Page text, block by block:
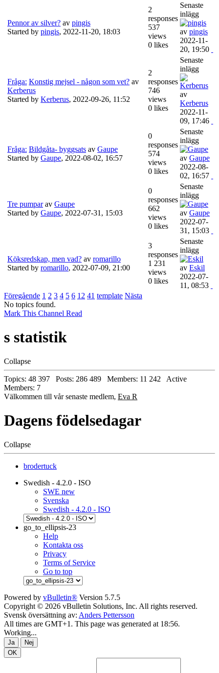
Pennor av silver? av pingis
Started by pingis, 2022-11-20, 18:03
2
responses
537
views
0 likes
Senaste
inlägg
av pingis
2022-11-
20, 19:50
Fråga: Konstig mejsel - någon som vet? av
Kerberus
Started by Kerberus, 2022-09-26, 11:52
2
responses
746
views
0 likes
Senaste
inlägg
av
Kerberus
2022-11-
09, 17:46
Fråga: Bildgåta- byggsats av Gaupe
Started by Gaupe, 2022-08-02, 16:57
0
responses
574
views
0 likes
Senaste
inlägg
av Gaupe
2022-08-
02, 16:57
Tre pumpar av Gaupe
Started by Gaupe, 2022-07-31, 15:03
0
responses
662
views
0 likes
Senaste
inlägg
av Gaupe
2022-07-
31, 15:03
Köksredskap, men vad? av romarillo
Started by romarillo, 2022-07-09, 21:00
3
responses
1 231
views
0 likes
Senaste
inlägg
av Eskil
2022-07-
11, 08:53
Föregående 1 2 3 4 5 6 12 41 template Nästa
No topics found.
Mark This Channel Read
s statistik
Collapse
Topics: 48 397 Posts: 286 489 Members: 11 242 Active
Members: 7
Välkommen till vår senaste medlem, Eva R
Dagens födelsedagar
Collapse
brodertuck
Swedish - 4.2.0 - ISO
SWE new
Svenska
Swedish - 4.2.0 - ISO
go_to_ellipsis-23
Help
Kontakta oss
Privacy
Terms of Service
Go to top
Powered by vBulletin® Version 5.7.5
Copyright © 2026 vBulletin Solutions, Inc. All rights reserved.
Svensk översättning av: Anders Pettersson
All times are GMT+1. This page was generated at 18:56.
Working...
Ja
Nej
OK